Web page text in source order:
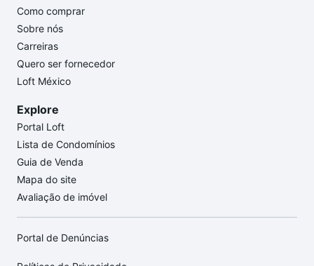
Como comprar
Sobre nós
Carreiras
Quero ser fornecedor
Loft México
Explore
Portal Loft
Lista de Condomínios
Guia de Venda
Mapa do site
Avaliação de imóvel
Portal de Denúncias